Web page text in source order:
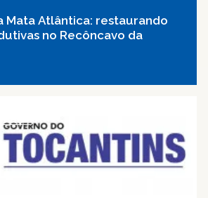
Mata Atlântica: restaurando
no Recôncavo da